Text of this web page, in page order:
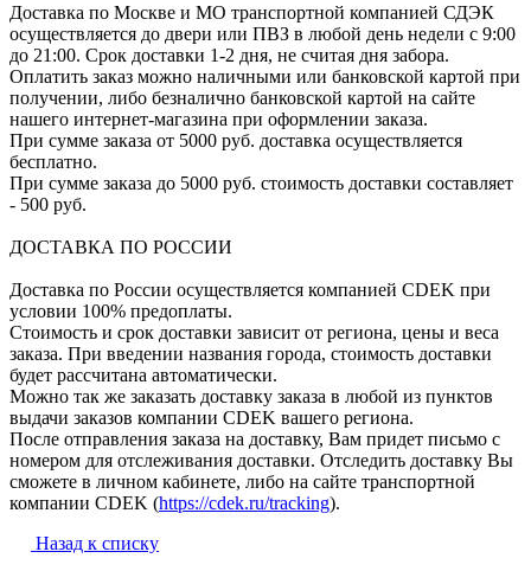
Доставка по Москве и МО транспортной компанией СДЭК
осуществляется до двери или ПВЗ в любой день недели с 9:00
до 21:00. Срок доставки 1-2 дня, не считая дня забора.
Оплатить заказ можно наличными или банковской картой при
получении, либо безналично банковской картой на сайте
нашего интернет-магазина при оформлении заказа.
При сумме заказа от 5000 руб. доставка осуществляется
бесплатно.
При сумме заказа до 5000 руб. стоимость доставки составляет
- 500 руб.
ДОСТАВКА ПО РОССИИ
Доставка по России осуществляется компанией CDEK при
условии 100% предоплаты.
Стоимость и срок доставки зависит от региона, цены и веса
заказа. При введении названия города, стоимость доставки
будет рассчитана автоматически.
Можно так же заказать доставку заказа в любой из пунктов
выдачи заказов компании CDEK вашего региона.
После отправления заказа на доставку, Вам придет письмо с
номером для отслеживания доставки. Отследить доставку Вы
сможете в личном кабинете, либо на сайте транспортной
компании CDEK (https://cdek.ru/tracking).
Назад к списку